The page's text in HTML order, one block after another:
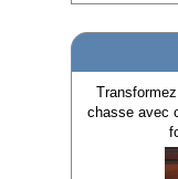
chasse avec